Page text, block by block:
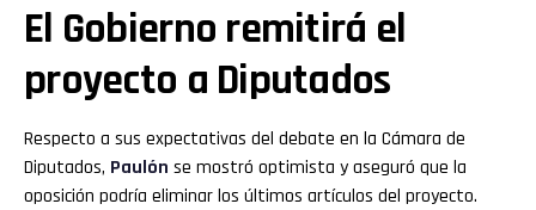
El Gobierno remitirá el
proyecto a Diputados
Respecto a sus expectativas del debate en la Cámara de
Diputados, Paulón se mostró optimista y aseguró que la
oposición podría eliminar los últimos artículos del proyecto.